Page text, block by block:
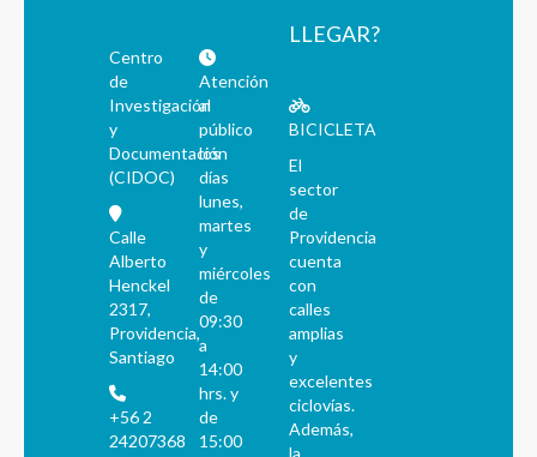
Centro
de
Investigación
y
Documentación
(CIDOC)
Calle
Alberto
Henckel
2317,
Providencia,
Santiago
+56 2
24207368
Atención
al
público
los
días
lunes,
martes
y
miércoles
de
09:30
a
14:00
hrs. y
de
15:00
LLEGAR?
BICICLETA
El
sector
de
Providencia
cuenta
con
calles
amplias
y
excelentes
ciclovías.
Además,
la